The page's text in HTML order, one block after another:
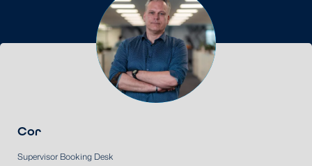
Cor
Supervisor Booking Desk